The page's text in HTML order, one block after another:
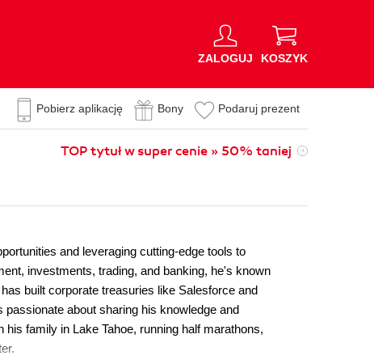
ZALOGUJ KOSZYK
Pobierz aplikację Bony Podaruj prezent
TOP tytuł w super cenie » 50% taniej
and leveraging cutting-edge tools to
investments, trading, and banking, he's known
built corporate treasuries like Salesforce and
about sharing his knowledge and
family in Lake Tahoe, running half marathons,